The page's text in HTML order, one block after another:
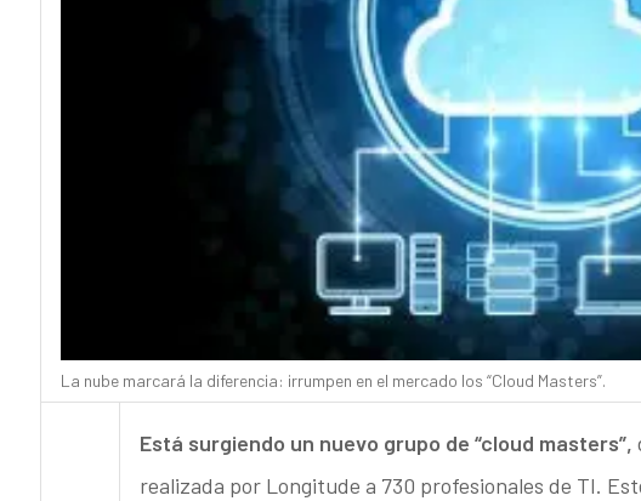
La nube marcará la diferencia: irrumpen en el mercado los “Cloud Masters”.
Está surgiendo un nuevo grupo de “cloud masters”,
realizada por Longitude a 730 profesionales de TI.